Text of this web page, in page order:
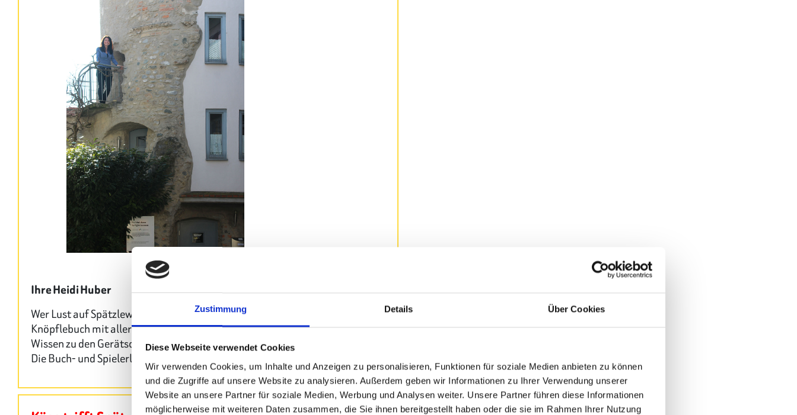
Zustimmung Details Über Cookies
Diese Webseite verwendet Cookies
Wir verwenden Cookies, um Inhalte und Anzeigen zu personalisieren, Funktionen für soziale Medien anbieten zu können
und die Zugriffe auf unsere Website zu analysieren. Außerdem geben wir Informationen zu Ihrer Verwendung unserer
Website an unsere Partner für soziale Medien, Werbung und Analysen weiter. Unsere Partner führen diese Informationen
möglicherweise mit weiteren Daten zusammen, die Sie ihnen bereitgestellt haben oder die sie im Rahmen Ihrer Nutzung
Ihre Heidi Huber
Wer Lust auf Spätzlewissen hat, dem empfehle ich mein Spätzle- und
Knöpflebuch mit allerlei traditionellen und neuen Rezepten, Geschichten und
Wissen zu den Gerätschaften und/ oder das Spätzlememo-Spiel.
Die Buch- und Spielerlöse kommen der Ausstellung zugute.